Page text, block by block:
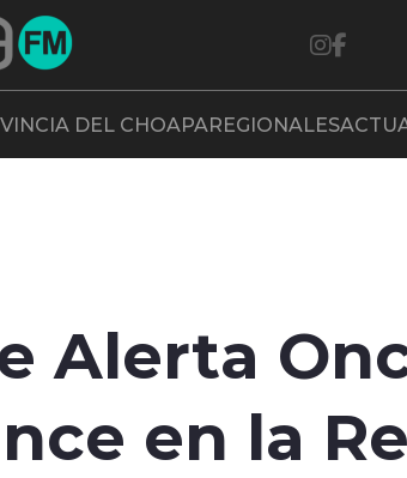
DEL CHOAPAREGIONALES
Alerta
en la